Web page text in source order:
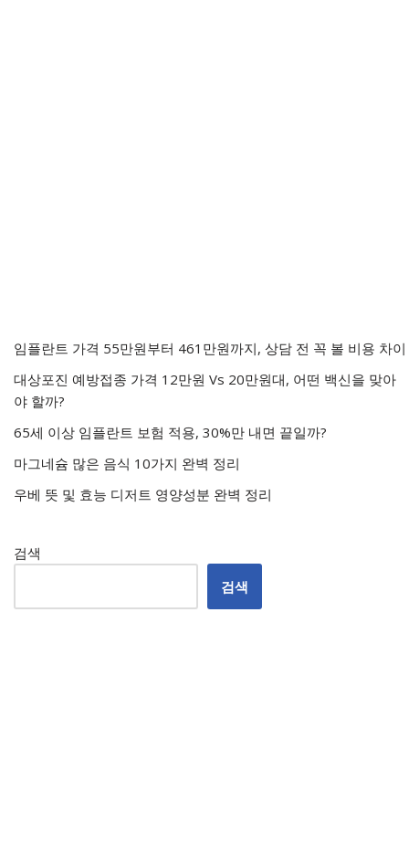
임플란트 가격 55만원부터 461만원까지, 상담 전 꼭 볼 비용 차이
대상포진 예방접종 가격 12만원 Vs 20만원대, 어떤 백신을 맞아
야 할까?
65세 이상 임플란트 보험 적용, 30%만 내면 끝일까?
마그네슘 많은 음식 10가지 완벽 정리
우베 뜻 및 효능 디저트 영양성분 완벽 정리
검색
검색